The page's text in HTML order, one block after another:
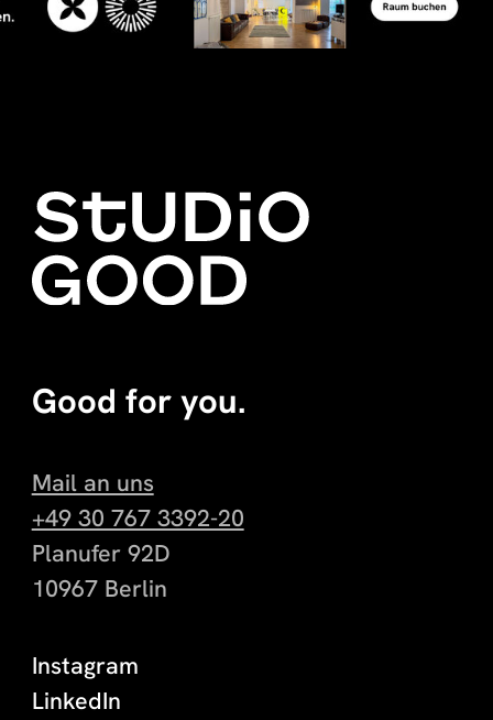
Good for you.
Mail an uns
+49 30 767 3392-20
Planufer 92D
10967 Berlin
Instagram
LinkedIn